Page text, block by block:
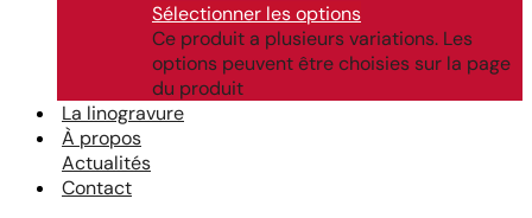
Sélectionner les options
Ce produit a plusieurs variations. Les
options peuvent être choisies sur la page
du produit
La linogravure
À propos
Actualités
Contact